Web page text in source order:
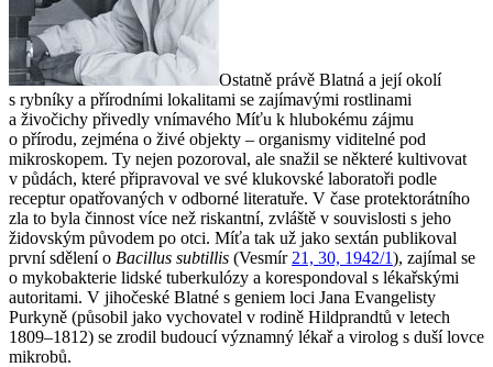
Ostatně právě Blatná a její okolí
s rybníky a přírodními lokalitami se zajímavými rostlinami
a živočichy přivedly vnímavého Míťu k hlubokému zájmu
o přírodu, zejména o živé objekty – organismy viditelné pod
mikroskopem. Ty nejen pozoroval, ale snažil se některé kultivovat
v půdách, které připravoval ve své klukovské laboratoři podle
receptur opatřovaných v odborné literatuře. V čase protektorátního
zla to byla činnost více než riskantní, zvláště v souvislosti s jeho
židovským původem po otci. Míťa tak už jako sextán publikoval
první sdělení o Bacillus subtillis (Vesmír 21, 30, 1942/1), zajímal se
o mykobakterie lidské tuberkulózy a korespondoval s lékařskými
autoritami. V jihočeské Blatné s geniem loci Jana Evangelisty
Purkyně (působil jako vychovatel v rodině Hildprandtů v letech
1809–1812) se zrodil budoucí významný lékař a virolog s duší lovce
mikrobů.